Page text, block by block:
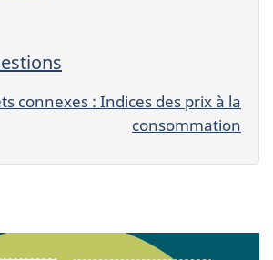
connexes : Indices des prix à la
consommation